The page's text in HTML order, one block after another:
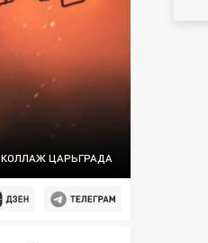
КОЛЛАЖ ЦАРЬГРАДА